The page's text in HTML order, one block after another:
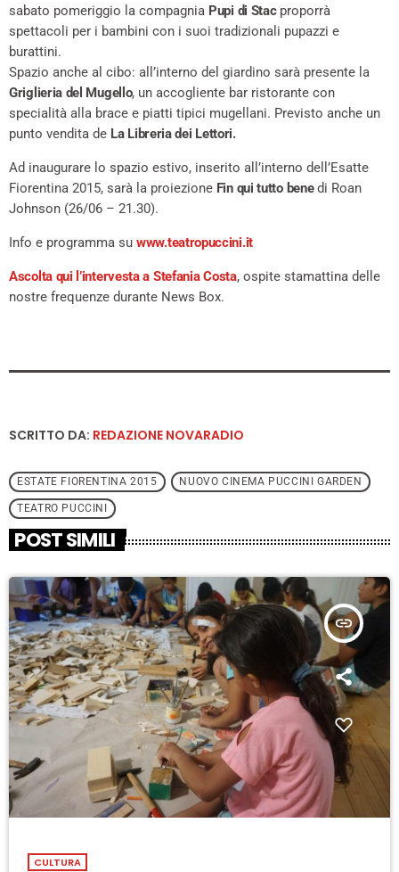
sabato pomeriggio la compagnia Pupi di Stacproporrà
spettacoli per i bambini con i suoi tradizionali pupazzi e
burattini.
Spazio anche al cibo: all’interno del giardino sarà presente la
Griglieria del Mugello, un accogliente bar ristorante con
specialità alla brace e piatti tipici mugellani. Previsto anche un
punto vendita de La Libreria dei Lettori.
Ad inaugurare lo spazio estivo, inserito all’interno dell’Esatte
Fiorentina 2015, sarà la proiezione Fin qui tutto benedi Roan
Johnson (26/06 – 21.30).
Info e programma su www.teatropuccini.it
Ascolta qui l’intervesta a Stefania Costa, ospite stamattina delle
nostre frequenze durante News Box.
SCRITTO DA: REDAZIONE NOVARADIO
ESTATE FIORENTINA 2015 NUOVO CINEMA PUCCINI GARDEN
TEATRO PUCCINI
POST SIMILI
insert_link
CULTURA